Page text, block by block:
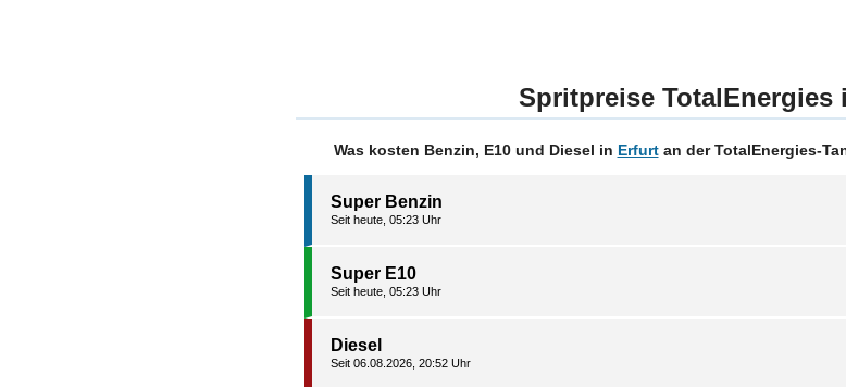
Spritpreise TotalEnergies
Was kosten Benzin, E10 und Diesel in Erfurtan der TotalEnergies-
Super Benzin
Seit heute, 05:23 Uhr
Super E10
Seit heute, 05:23 Uhr
Diesel
Seit 06.08.2026, 20:52 Uhr